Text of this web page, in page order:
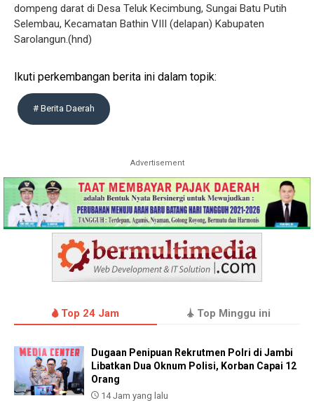
dompeng darat di Desa Teluk Kecimbung, Sungai Batu Putih
Selembau, Kecamatan Bathin VIII (delapan) Kabupaten
Sarolangun.(hnd)
Ikuti perkembangan berita ini dalam topik:
# Berita Daerah
Advertisement
Top 24 Jam Top Minggu ini
Dugaan Penipuan Rekrutmen Polri di Jambi
Libatkan Dua Oknum Polisi, Korban Capai 12
Orang
14 Jam yang lalu